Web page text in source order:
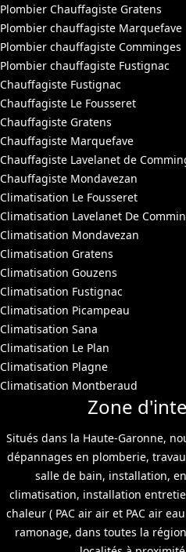
Plombier Chauffagiste Gratens
Plombier chauffagiste Marquefave
Plombier chauffagiste Comminges
Plombier chauffagiste Fustignac
Chauffagiste Fustignac
Chauffagiste Le Fousseret
Chauffagiste Gratens
Chauffagiste Marquefave
Chauffagiste Lavelanet de
Chauffagiste Mondavezan
Climatisation Le Fousseret
Climatisation Lavelanet De
Climatisation Mondavezan
Climatisation Gratens
Climatisation Gouzens
Climatisation Fustignac
Climatisation Picampeau
Climatisation Sana
Climatisation Le Plan
Climatisation Plagne
Climatisation Montberaud
Zone
Situés dans la Haute-Garonne,
dépannages en plomberie,
salle de bain, installation,
climatisation, installation
chaleur ( PAC air air et PAC air
ramonage, dans toutes la